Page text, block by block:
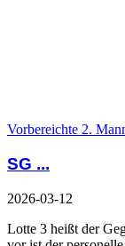
Vorbereichte 2.
SG ...
2026-03-12
Lotte 3 heißt der